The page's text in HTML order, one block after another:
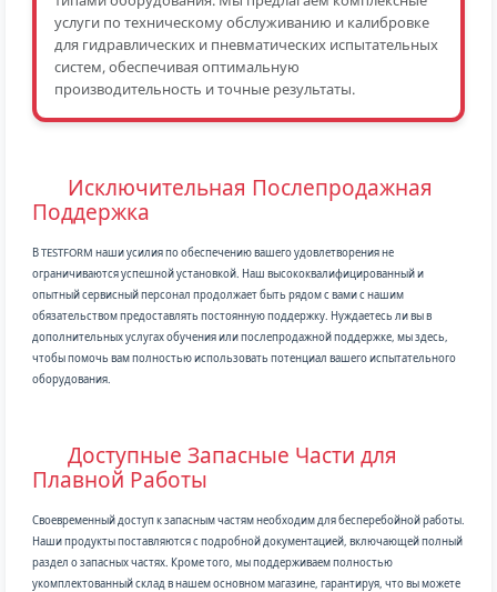
услуги по техническому обслуживанию и калибровке
для гидравлических и пневматических испытательных
систем, обеспечивая оптимальную
производительность и точные результаты.
Исключительная Послепродажная
Поддержка
В TESTFORM наши усилия по обеспечению вашего удовлетворения не
ограничиваются успешной установкой. Наш высококвалифицированный и
опытный сервисный персонал продолжает быть рядом с вами с нашим
обязательством предоставлять постоянную поддержку. Нуждаетесь ли вы в
дополнительных услугах обучения или послепродажной поддержке, мы здесь,
чтобы помочь вам полностью использовать потенциал вашего испытательного
оборудования.
Доступные Запасные Части для
Плавной Работы
Своевременный доступ к запасным частям необходим для бесперебойной работы.
Наши продукты поставляются с подробной документацией, включающей полный
раздел о запасных частях. Кроме того, мы поддерживаем полностью
укомплектованный склад в нашем основном магазине, гарантируя, что вы можете